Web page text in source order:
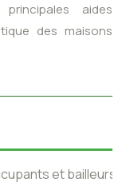
aides
des maisons
et bailleurs